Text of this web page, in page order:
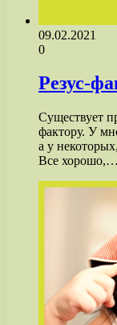
09.02.2021
0
Резус-
Существует
фактору. У
а у
Все хорошо,…